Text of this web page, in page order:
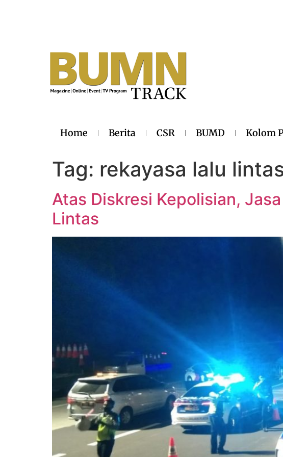
Home Berita CSR BUMD Kolom
Tag: rekayasa lalu
Atas Diskresi Kepolisian,
Lintas